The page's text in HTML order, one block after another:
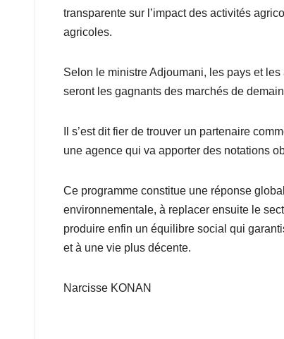
transparente sur l’impact des activités
agricoles.
Selon le ministre Adjoumani, les pays et
seront les gagnants des marchés de
Il s’est dit fier de trouver un partenaire
une agence qui va apporter des notations
Ce programme constitue une réponse
environnementale, à replacer ensuite le
produire enfin un équilibre social qui
et à une vie plus décente.
Narcisse KONAN